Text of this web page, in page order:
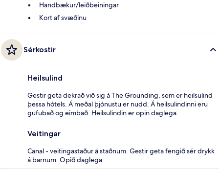
Handbækur/leiðbeiningar
Kort af svæðinu
Sérkostir
Heilsulind
Gestir geta dekrað við sig á The Grounding, sem er heilsulind
þessa hótels. Á meðal þjónustu er nudd. Á heilsulindinni eru
gufubað og eimbað. Heilsulindin er opin daglega.
Veitingar
Canal - veitingastaður á staðnum. Gestir geta fengið sér drykk
á barnum. Opið daglega